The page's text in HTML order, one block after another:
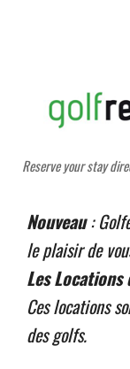
Reserve your stay
Nouveau:
le plaisir de
Les
Ces locations
des golfs.